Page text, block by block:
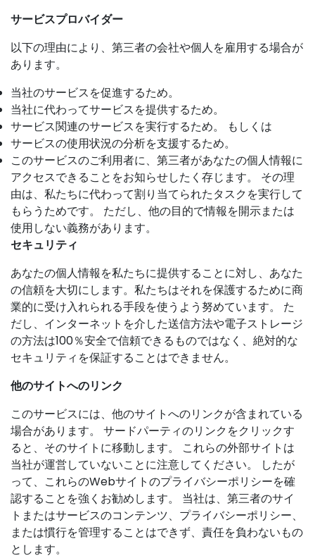
サービスプロバイダー
以下の理由により、第三者の会社や個人を雇用する場合が
あります。
当社のサービスを促進するため。
当社に代わってサービスを提供するため。
サービス関連のサービスを実行するため。 もしくは
サービスの使用状況の分析を支援するため。
このサービスのご利用者に、第三者があなたの個人情報に
アクセスできることをお知らせしたく存じます。 その理
由は、私たちに代わって割り当てられたタスクを実行して
もらうためです。 ただし、他の目的で情報を開示または
使用しない義務があります。
セキュリティ
あなたの個人情報を私たちに提供することに対し、あなた
の信頼を大切にします。私たちはそれを保護するために商
業的に受け入れられる手段を使うよう努めています。 た
だし、インターネットを介した送信方法や電子ストレージ
の方法は100％安全で信頼できるものではなく、絶対的な
セキュリティを保証することはできません。
他のサイトへのリンク
このサービスには、他のサイトへのリンクが含まれている
場合があります。 サードパーティのリンクをクリックす
ると、そのサイトに移動します。 これらの外部サイトは
当社が運営していないことに注意してください。 したが
って、これらのWebサイトのプライバシーポリシーを確
認することを強くお勧めします。 当社は、第三者のサイ
トまたはサービスのコンテンツ、プライバシーポリシー、
または慣行を管理することはできず、責任を負わないもの
とします。